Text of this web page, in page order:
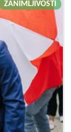
ZANIMLJIVOSTI